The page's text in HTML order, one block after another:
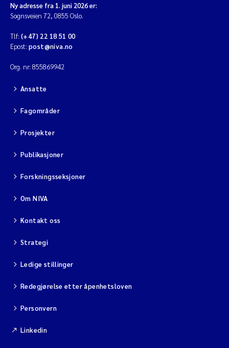
Lena Haugland Moen
Medyan Esam Ghareeb
Kasper Hancke
Svetlana Pakhomova
Uta Brandt
Samantha Goncalves Prat
Knut Erik Tollefsen
Ny adresse fra 1. juni 2026 er:
Sognsveien 72, 0855 Oslo.
Tlf: (+47) 22 18 51 00
Epost: post@niva.no
Org. nr: 855869942
Ansatte
Fagområder
Prosjekter
Publikasjoner
Forskningsseksjoner
Om NIVA
Kontakt oss
Strategi
Ledige stillinger
Redegjørelse etter åpenhetsloven
Personvern
Linkedin